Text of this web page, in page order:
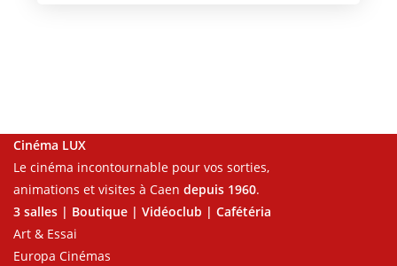
Cinéma LUX
Le cinéma incontournable pour vos sorties,
animations et visites à Caen depuis 1960.
3 salles | Boutique | Vidéoclub | Cafétéria
Art & Essai
Europa Cinémas